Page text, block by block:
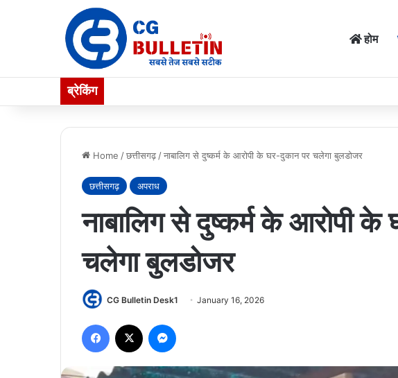
होम
ब्रेकिंग
Home /छत्तीसगढ़ /नाबालिग से दुष्कर्म के आरोपी के घर-दुकान पर चलेगा बुलडोजर
छत्तीसगढ़ अपराध
नाबालिग से दुष्कर्म के आरोपी
चलेगा बुलडोजर
CG Bulletin Desk1 January 16, 2026
Facebook